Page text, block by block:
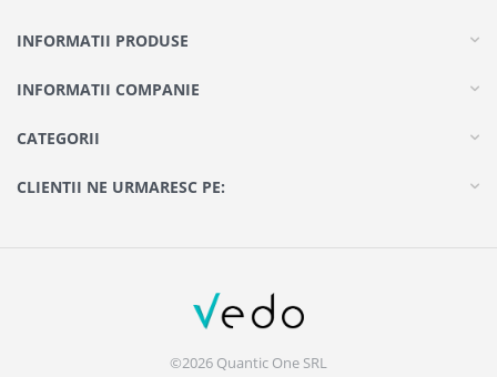
INFORMATII PRODUSE
INFORMATII COMPANIE
CATEGORII
CLIENTII NE URMARESC PE:
©2026 Quantic One SRL